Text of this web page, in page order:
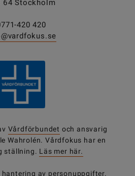
64 Stockholm
420 420
Vårdförbundet och ansvarig
Wahrolén. Vårdfokus har en
ställning. Läs mer här.
hantering av personuppgifter.